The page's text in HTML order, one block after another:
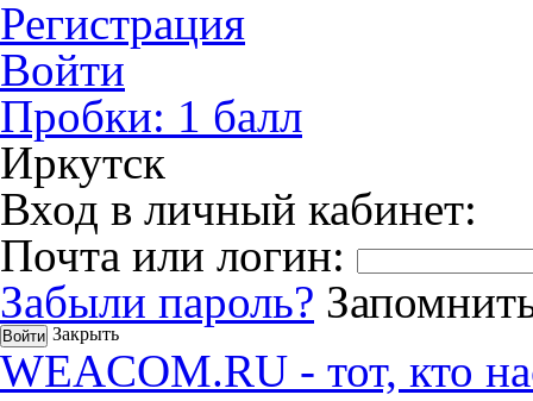
Регистрация
Войти
Пробки: 1 балл
Иркутск
Вход в личный кабинет:
Почта или логин:
Забыли пароль?
Закрыть
WEACOM.RU - тот, кто